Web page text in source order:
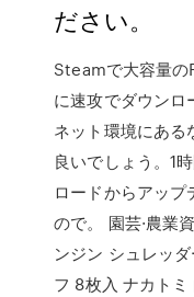
ださい。
Steamで大容量の
に速攻でダウンロ
ネット環境にある
良いでしょう。1
ロードからアップ
ので。 園芸·農業
ンジン シュレッ
フ 8枚入 ナカト